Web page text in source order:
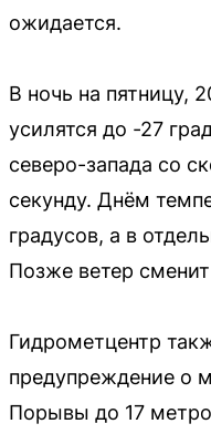
ожидается.
В ночь на пятницу,
усилятся до -27
северо-запада со
секунду. Днём
градусов, а в
Позже ветер
Гидрометцентр
предупреждение о
Порывы до 17